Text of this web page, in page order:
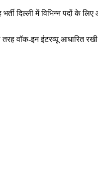
दिल्ली में विभिन्न पदों के
वॉक-इन इंटरव्यू आधारित